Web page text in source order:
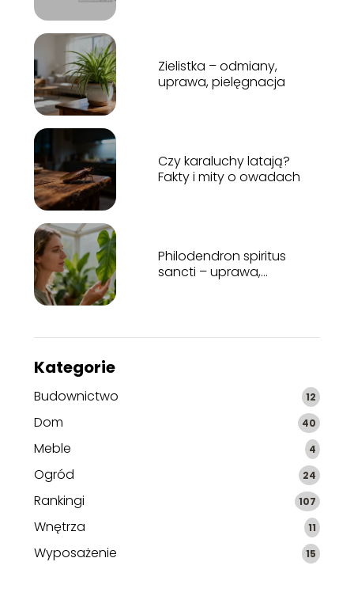
Zielistka – odmiany,
uprawa, pielęgnacja
Czy karaluchy latają?
Fakty i mity o owadach
Philodendron spiritus
sancti – uprawa,
Kategorie
Budownictwo 12
Dom 40
Meble 4
Ogród 24
Rankingi 107
Wnętrza 11
Wyposażenie 15